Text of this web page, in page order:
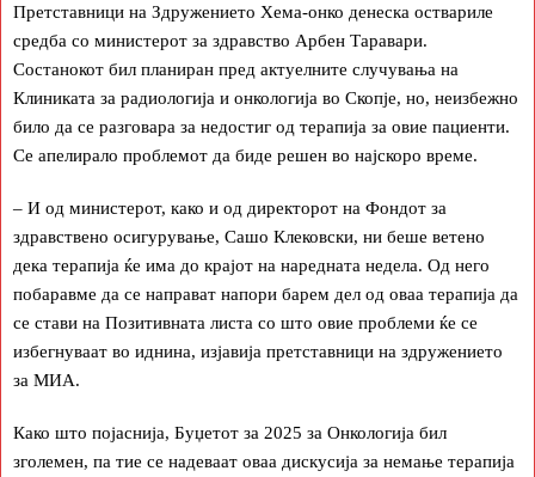
Претставници на Здружението Хема-онко денеска оствариле
средба со министерот за здравство Арбен Таравари.
Состанокот бил планиран пред актуелните случувања на
Клиниката за радиологија и онкологија во Скопје, но, неизбежно
било да се разговара за недостиг од терапија за овие пациенти.
Се апелирало проблемот да биде решен во најскоро време.
– И од министерот, како и од директорот на Фондот за
здравствено осигурување, Сашо Клековски, ни беше ветено
дека терапија ќе има до крајот на наредната недела. Од него
побаравме да се направат напори барем дел од оваа терапија да
се стави на Позитивната листа со што овие проблеми ќе се
избегнуваат во иднина, изјавија претставници на здружението
за МИА.
Како што појаснија, Буџетот за 2025 за Онкологија бил
зголемен, па тие се надеваат оваа дискусија за немање терапија